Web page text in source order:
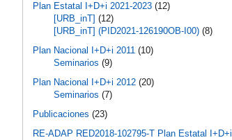
Plan Estatal I+D+i 2021-2023 (12)
[URB_inT] (12)
[URB_inT] (PID2021-126190OB-I00) (8)
Plan Nacional I+D+i 2011 (10)
Seminarios (9)
Plan Nacional I+D+i 2012 (20)
Seminarios (7)
Publicaciones (23)
RE-ADAP RED2018-102795-T Plan Estatal I+D+i